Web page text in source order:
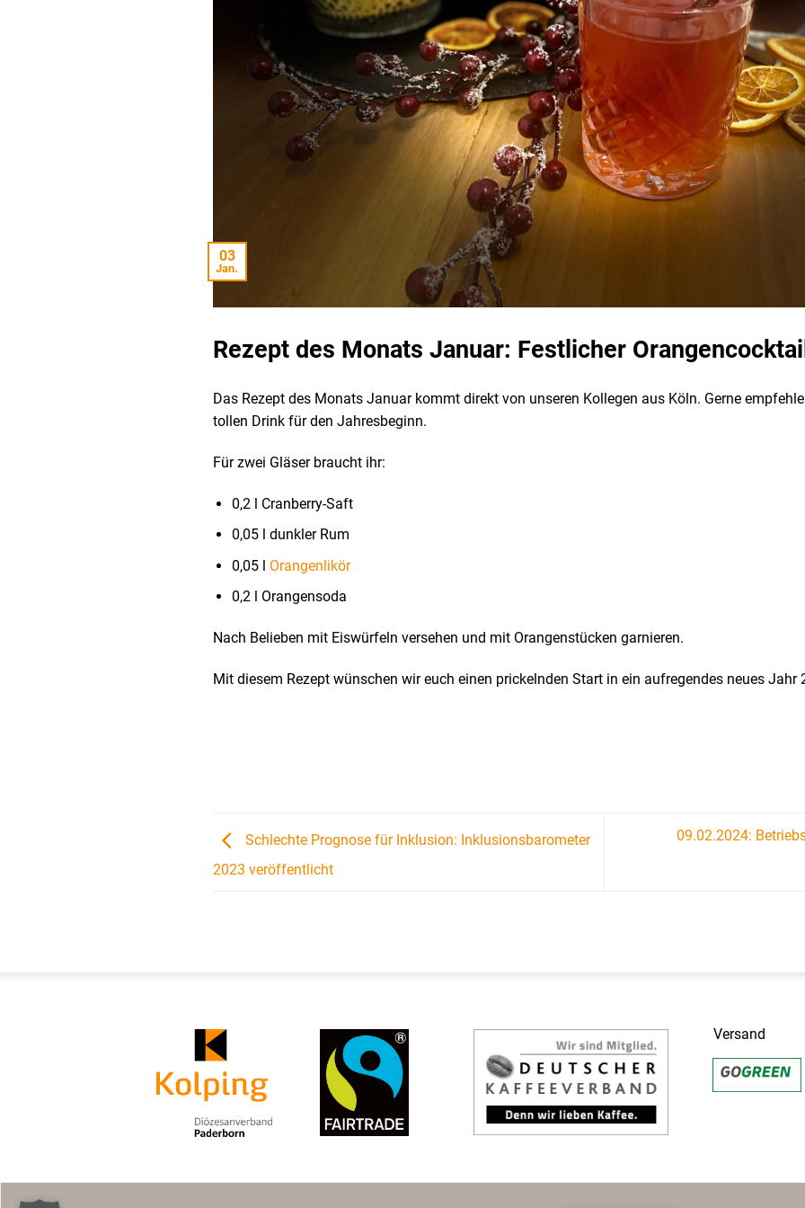
Rezept des Monats Januar: Festlicher Orangencocktail
03
Jan.
Das Rezept des Monats Januar kommt direkt von unseren Kollegen aus Köln. Gerne
tollen Drink für den Jahresbeginn.
Für zwei Gläser braucht ihr:
0,2 l Cranberry-Saft
0,05 l dunkler Rum
0,05 l Orangenlikör
0,2 l Orangensoda
Nach Belieben mit Eiswürfeln versehen und mit Orangenstücken garnieren.
Mit diesem Rezept wünschen wir euch einen prickelnden Start in ein aufregendes neues Jahr
Schlechte Prognose für Inklusion: Inklusionsbarometer
2023 veröffentlicht
09.02.2024:
Versand